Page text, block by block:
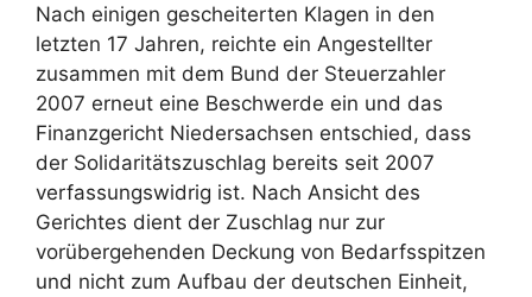
Nach einigen gescheiterten Klagen in den
letzten 17 Jahren, reichte ein Angestellter
zusammen mit dem Bund der Steuerzahler
2007 erneut eine Beschwerde ein und das
Finanzgericht Niedersachsen entschied, dass
der Solidaritätszuschlag bereits seit 2007
verfassungswidrig ist. Nach Ansicht des
Gerichtes dient der Zuschlag nur zur
vorübergehenden Deckung von Bedarfsspitzen
und nicht zum Aufbau der deutschen Einheit,